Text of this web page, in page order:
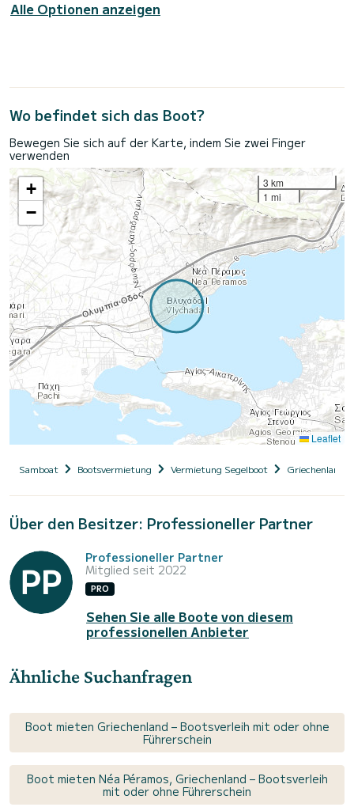
Alle Optionen anzeigen
Wo befindet sich das Boot?
Bewegen Sie sich auf der Karte, indem Sie zwei Finger
verwenden
+
−
3 km
1 mi
Leaflet
Samboat Bootsvermietung Vermietung Segelboot Griechenland
Über den Besitzer: Professioneller Partner
Professioneller Partner
Mitglied seit 2022
PRO
Sehen Sie alle Boote von diesem
professionellen Anbieter
Ähnliche Suchanfragen
Boot mieten Griechenland – Bootsverleih mit oder ohne
Führerschein
Boot mieten Néa Péramos, Griechenland – Bootsverleih
mit oder ohne Führerschein